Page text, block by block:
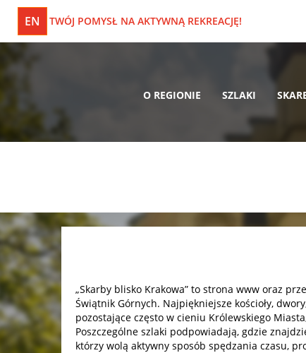
EN TWÓJ POMYSŁ NA AKTYWNĄ REKREACJĘ!
O REGIONIE SZLAKI
„Skarby blisko Krakowa” to strona www oraz
Świątnik Górnych. Najpiękniejsze kościoły,
pozostające często w cieniu Królewskiego
Poszczególne szlaki podpowiadają, gdzie
którzy wolą aktywny sposób spędzania czasu,